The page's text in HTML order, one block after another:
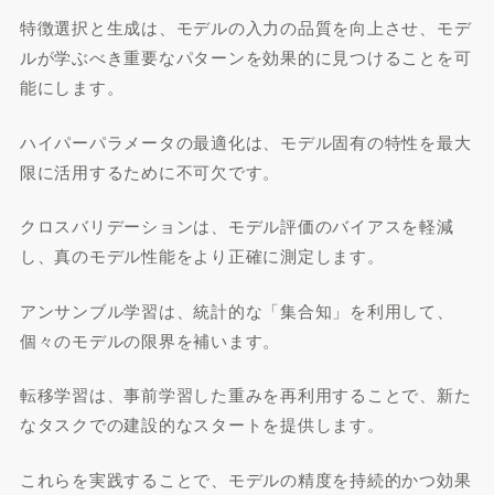
特徴選択と生成は、モデルの入力の品質を向上させ、モデ
ルが学ぶべき重要なパターンを効果的に見つけることを可
能にします。
ハイパーパラメータの最適化は、モデル固有の特性を最大
限に活用するために不可欠です。
クロスバリデーションは、モデル評価のバイアスを軽減
し、真のモデル性能をより正確に測定します。
アンサンブル学習は、統計的な「集合知」を利用して、
個々のモデルの限界を補います。
転移学習は、事前学習した重みを再利用することで、新た
なタスクでの建設的なスタートを提供します。
これらを実践することで、モデルの精度を持続的かつ効果